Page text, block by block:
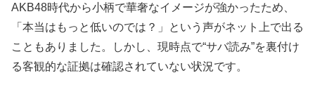
AKB48時代から小柄で華奢なイメージが強かったため、
「本当はもっと低いのでは？」という声がネット上で出る
こともありました。しかし、現時点で“サバ読み”を裏付け
る客観的な証拠は確認されていない状況です。